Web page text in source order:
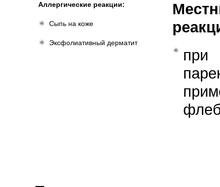
Аллергические реакции:
Сыпь на коже
Эксфолиативный дерматит
при